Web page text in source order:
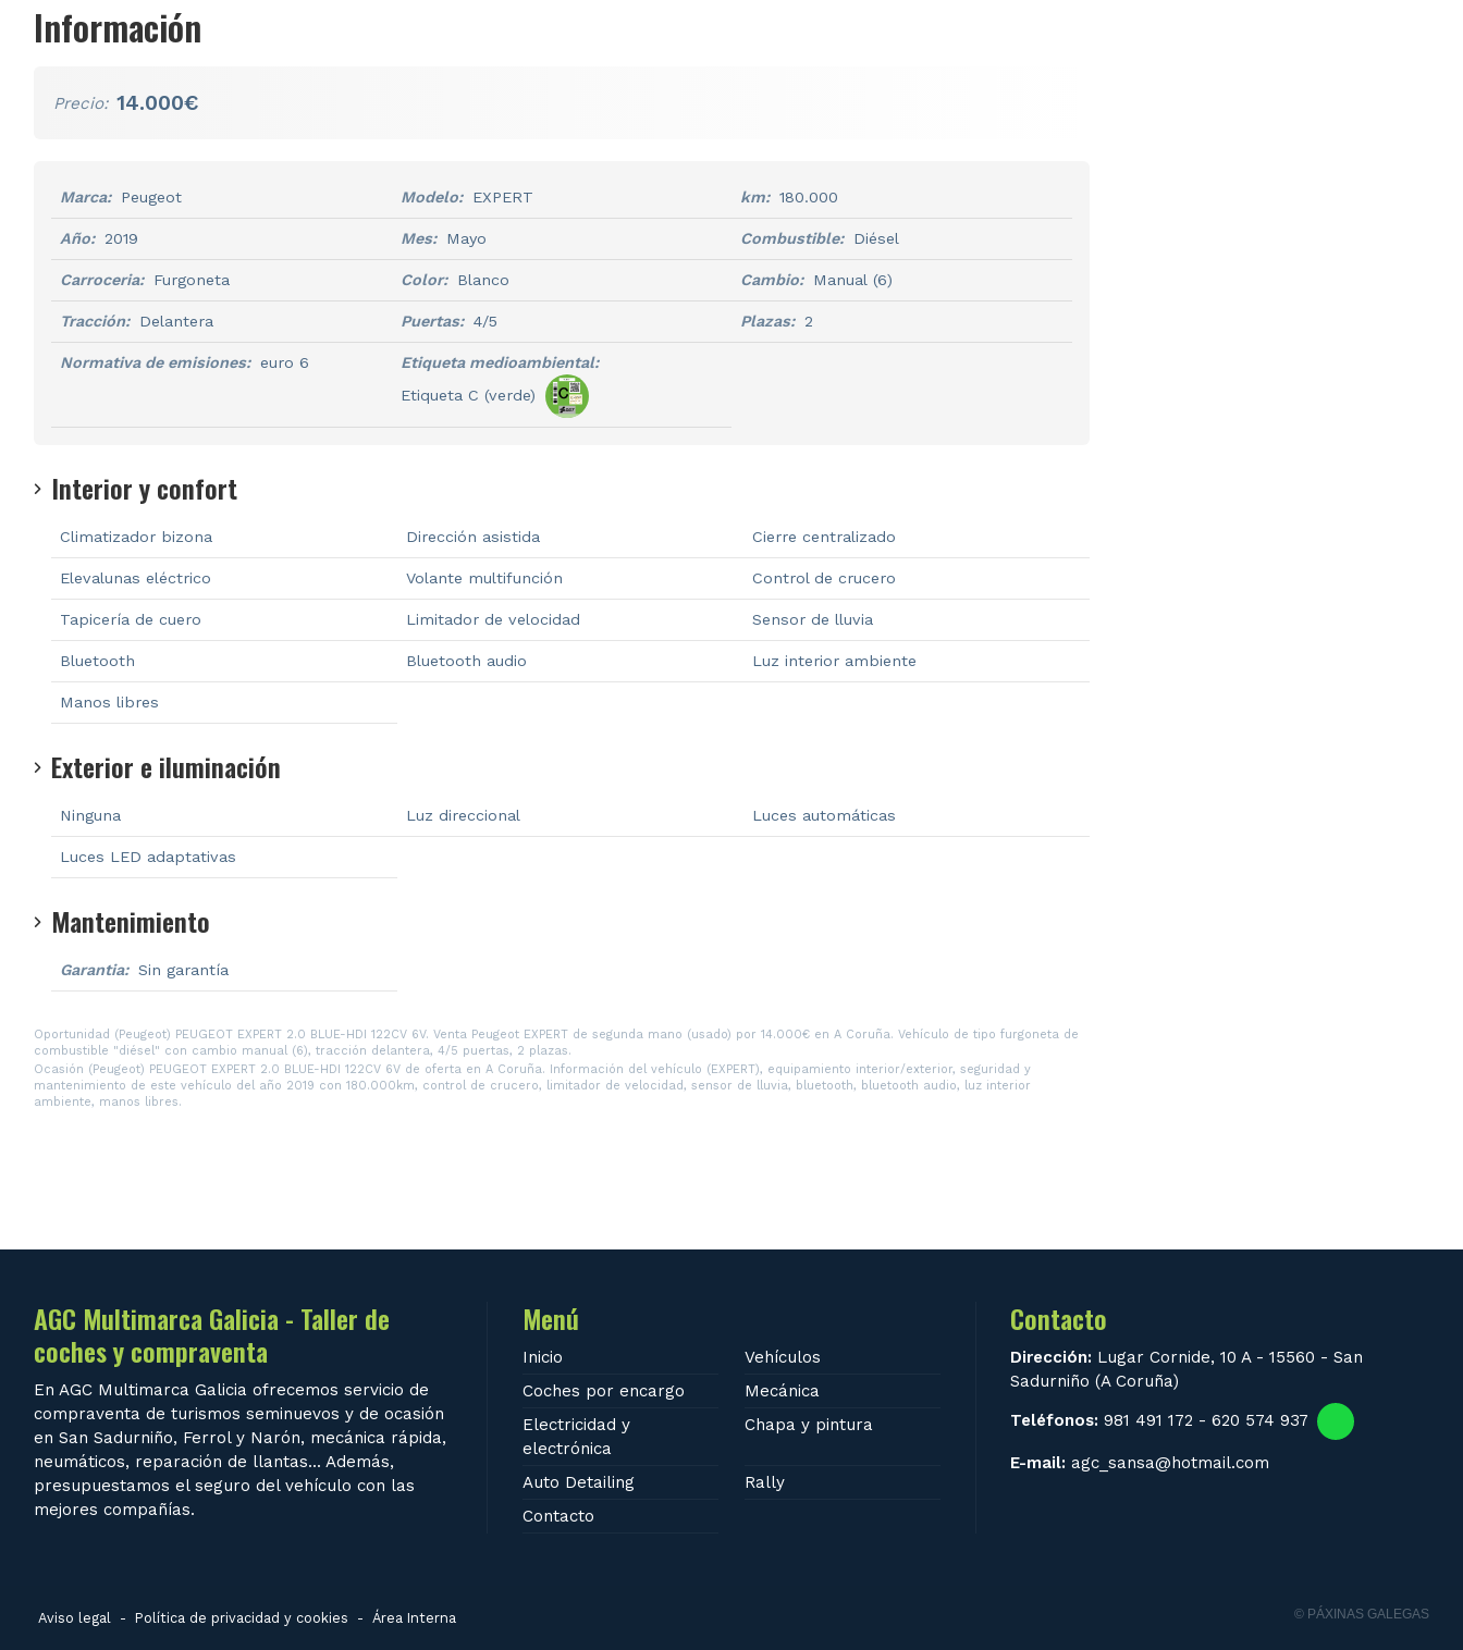
Información
Precio: 14.000€
Marca: Peugeot Modelo: EXPERT km: 180.000
Año: 2019 Mes: Mayo Combustible: Diésel
Carroceria: Furgoneta Color: Blanco Cambio: Manual (6)
Tracción: Delantera Puertas: 4/5 Plazas: 2
Normativa de emisiones: euro 6
Etiqueta medioambiental:
Etiqueta C (verde)
Interior y confort
Climatizador bizona Dirección asistida Cierre centralizado
Elevalunas eléctrico Volante multifunción Control de crucero
Tapicería de cuero Limitador de velocidad Sensor de lluvia
Bluetooth Bluetooth audio Luz interior ambiente
Manos libres
Exterior e iluminación
Ninguna Luz direccional Luces automáticas
Luces LED adaptativas
Mantenimiento
Garantia: Sin garantía
Oportunidad (Peugeot) PEUGEOT EXPERT 2.0 BLUE-HDI 122CV 6V. Venta Peugeot EXPERT de segunda mano (usado) por 14.000€ en A Coruña. Vehículo de tipo furgoneta de
combustible "diésel" con cambio manual (6), tracción delantera, 4/5 puertas, 2 plazas.
Ocasión (Peugeot) PEUGEOT EXPERT 2.0 BLUE-HDI 122CV 6V de oferta en A Coruña. Información del vehículo (EXPERT), equipamiento interior/exterior, seguridad y
mantenimiento de este vehículo del año 2019 con 180.000km, control de crucero, limitador de velocidad, sensor de lluvia, bluetooth, bluetooth audio, luz interior
ambiente, manos libres.
AGC Multimarca Galicia - Taller de
coches y compraventa
En AGC Multimarca Galicia ofrecemos servicio de
compraventa de turismos seminuevos y de ocasión
en San Sadurniño, Ferrol y Narón, mecánica rápida,
neumáticos, reparación de llantas... Además,
presupuestamos el seguro del vehículo con las
mejores compañías.
Menú
Inicio
Vehículos
Coches por encargo
Mecánica
Electricidad y
electrónica
Chapa y pintura
Auto Detailing
Rally
Contacto
Contacto
Dirección: Lugar Cornide, 10 A - 15560 - San
Sadurniño (A Coruña)
Teléfonos: 981 491 172 -620 574 937
E-mail: agc_sansa@hotmail.com
Aviso legal - Política de privacidad y cookies - Área Interna © PÁXINAS GALEGAS